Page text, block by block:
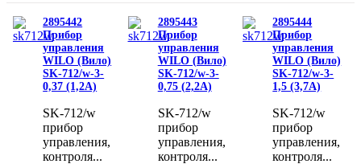
2895442
Прибор
управления
WILO (Вило)
SK-712/w-3-
0,37 (1,2A)
SK-712/w
прибор
управления,
контроля...
2895443
Прибор
управления
WILO (Вило)
SK-712/w-3-
0,75 (2,2A)
SK-712/w
прибор
управления,
контроля...
2895444
Прибор
управления
WILO (Вило)
SK-712/w-3-
1,5 (3,7A)
SK-712/w
прибор
управления,
контроля...